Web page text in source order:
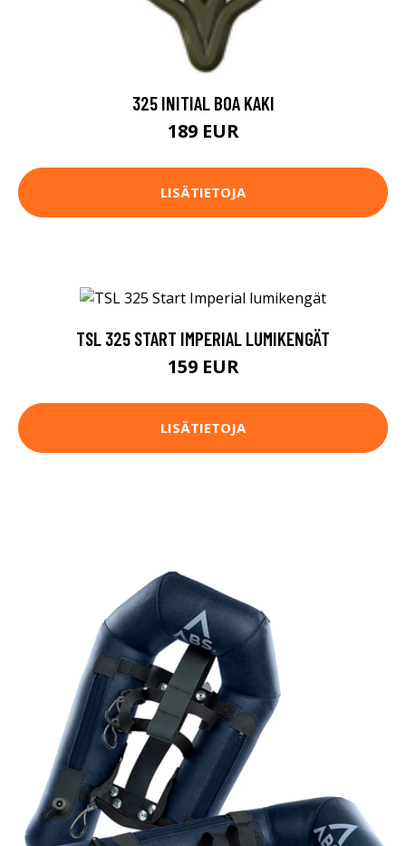
325 INITIAL BOA KAKI
189 EUR
LISÄTIETOJA
TSL 325 START IMPERIAL LUMIKENGÄT
159 EUR
LISÄTIETOJA